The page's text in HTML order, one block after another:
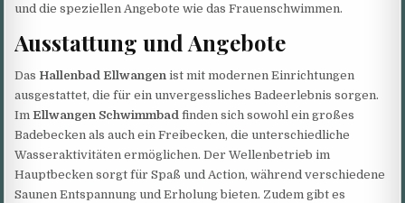
und die speziellen Angebote wie das Frauenschwimmen.
Ausstattung und Angebote
Das Hallenbad Ellwangen ist mit modernen Einrichtungen
ausgestattet, die für ein unvergessliches Badeerlebnis sorgen.
ImEllwangen Schwimmbad finden sich sowohl ein großes
Badebecken als auch ein Freibecken, die unterschiedliche
Wasseraktivitäten ermöglichen. Der Wellenbetrieb im
Hauptbecken sorgt für Spaß und Action, während verschiedene
Saunen Entspannung und Erholung bieten. Zudem gibt es